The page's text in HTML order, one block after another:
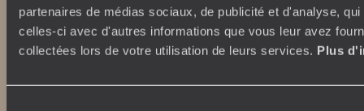
partenaires de médias sociaux, de publicité et d'analyse,
celles-ci avec d'autres informations que vous leur avez
collectées lors de votre utilisation de leurs services. Plus
100% carbone absorbé
Tourisme responsable
Qui sommes-nous ?
On part où ?
Voyage de noces
Vacances en famille
Vacances d’été